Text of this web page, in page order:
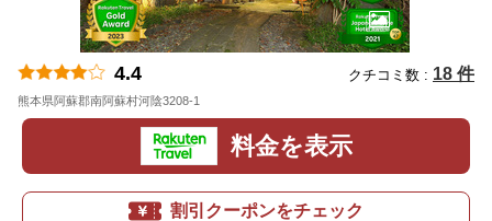
4.4 クチコミ数 : 18 件
熊本県阿蘇郡南阿蘇村河陰3208-1
料金を表示
割引クーポンをチェック